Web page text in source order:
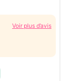
Voir plus d’avis